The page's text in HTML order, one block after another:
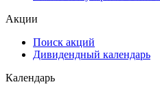
ESG
Самые популярные